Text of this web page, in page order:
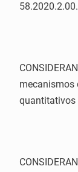
mecanismos
quantitativos